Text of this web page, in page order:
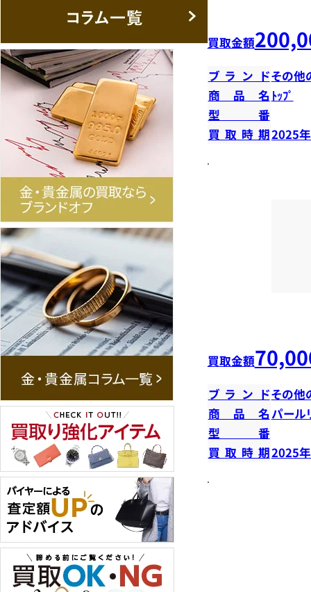
買取金額
ブランドその他
商品名 ﾄｯﾌﾟ
型番
買取時期2025
買取金額
ブランドその他
商品名 パール
型番
買取時期2025